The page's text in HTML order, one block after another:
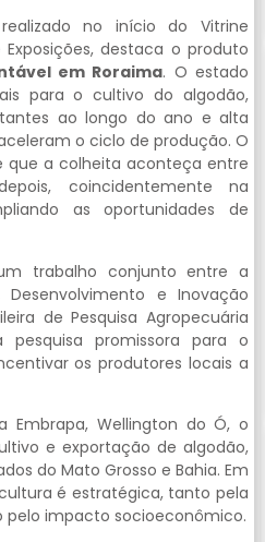
no início do Vitrine
destaca o produto
em Roraima. O estado
para o cultivo do algodão,
ao longo do ano e alta
o ciclo de produção. O
que a colheita aconteça entre
coincidentemente na
as oportunidades de
trabalho conjunto entre a
e Inovação
de Pesquisa Agropecuária
pesquisa promissora para o
os produtores locais a
Embrapa, Wellington do Ó, o
e exportação de algodão,
do Mato Grosso e Bahia. Em
é estratégica, tanto pela
impacto socioeconômico.